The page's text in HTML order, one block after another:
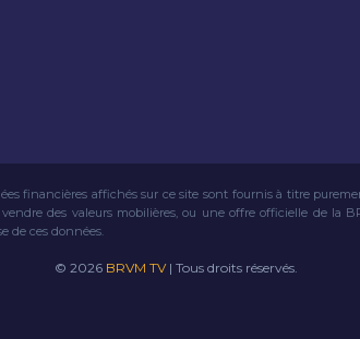
financières affichés sur ce site sont fournis à titre
des valeurs mobilières, ou une offre officielle de la
de ces données.
© 2026 BRVM TV| Tous droits réservés.